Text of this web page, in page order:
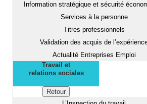
Information stratégique et sécurité
Services à la personne
Titres professionnels
Validation des acquis de
Actualité Entreprises Emploi
Travail et
relations sociales
Retour